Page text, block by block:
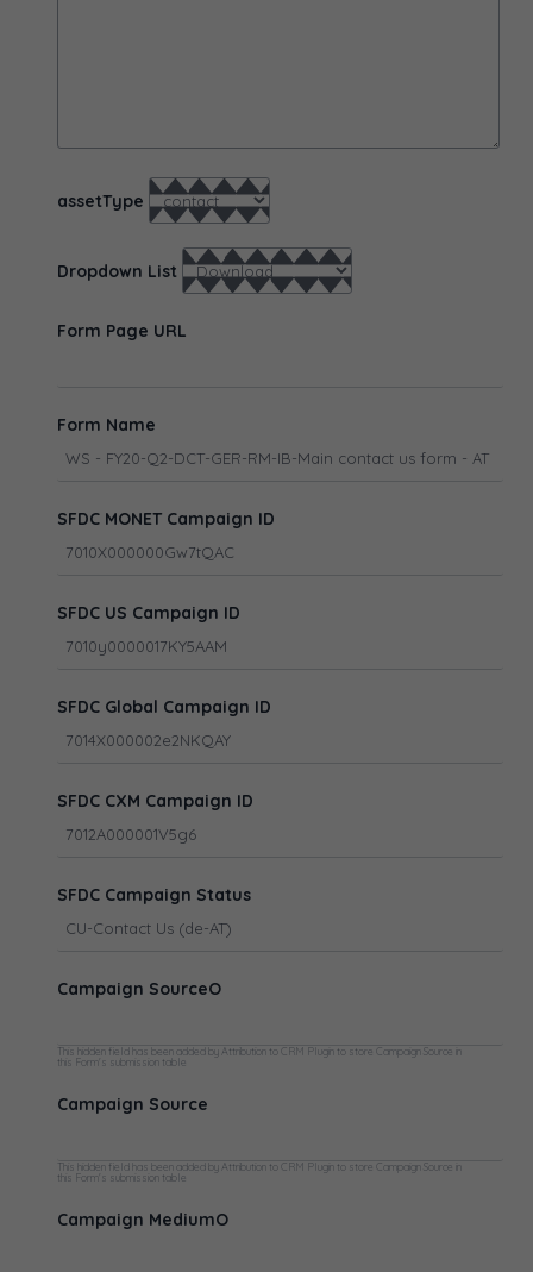
assetType
Dropdown List
Form Page URL
Form Name
SFDC MONET Campaign ID
SFDC US Campaign ID
SFDC Global Campaign ID
SFDC CXM Campaign ID
SFDC Campaign Status
Campaign SourceO
This hidden field has been added by Attribution to CRM Plugin to store Campaign Source in
this Form's submission table
Campaign Source
This hidden field has been added by Attribution to CRM Plugin to store Campaign Source in
this Form's submission table
Campaign MediumO